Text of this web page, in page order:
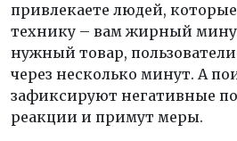
привлекаете людей,
технику – вам жирный
нужный товар,
через несколько минут. А
зафиксируют негативные
реакции и примут меры.